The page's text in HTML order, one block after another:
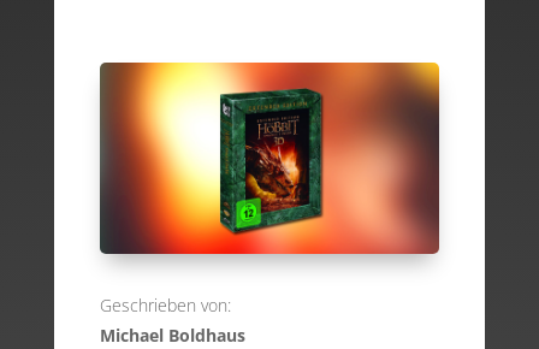
Geschrieben von:
Michael Boldhaus